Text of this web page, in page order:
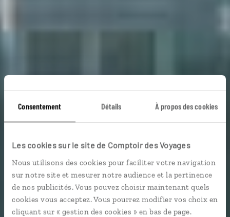
Consentement Détails À propos des cookies
Les cookies sur le site de Comptoir des Voyages
Nous utilisons des cookies pour faciliter votre navigation
sur notre site et mesurer notre audience et la pertinence
de nos publicités. Vous pouvez choisir maintenant quels
cookies vous acceptez. Vous pourrez modifier vos choix en
cliquant sur « gestion des cookies » en bas de page.
Coup de foudre au
cœur de l’Asie
Voyage de noces à Singapour et en Malaisie.
En amoureux